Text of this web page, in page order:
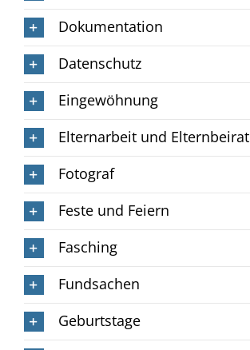
Dokumentation
Datenschutz
Eingewöhnung
Elternarbeit und Elternbeirat
Fotograf
Feste und Feiern
Fasching
Fundsachen
Geburtstage